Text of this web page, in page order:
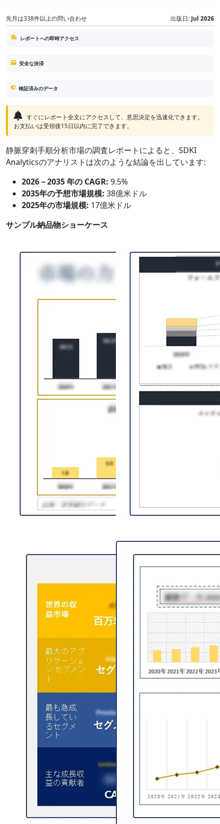
先月は338件以上の問い合わせ 出版日: Jul 2026
レポートへの即時アクセス
安全な決済
検証済みのデータ
すぐにレポート全文にアクセスして、意思決定を迅速化できます。
お支払いは受領後15日以内に完了できます。
静脈穿刺手順分析市場の調査レポートによると、SDKI
Analyticsのアナリストは次のような結論を出しています:
2026－2035 年の CAGR: 9.5%
2035年の予想市場規模: 38億米ドル
2025年の市場規模: 17億米ドル
サンプル納品物ショーケース